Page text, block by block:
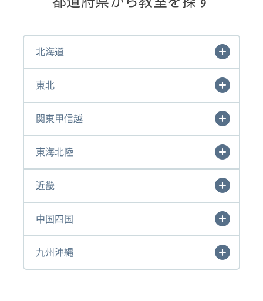
北海道
東北
関東甲信越
東海北陸
近畿
中国四国
九州沖縄